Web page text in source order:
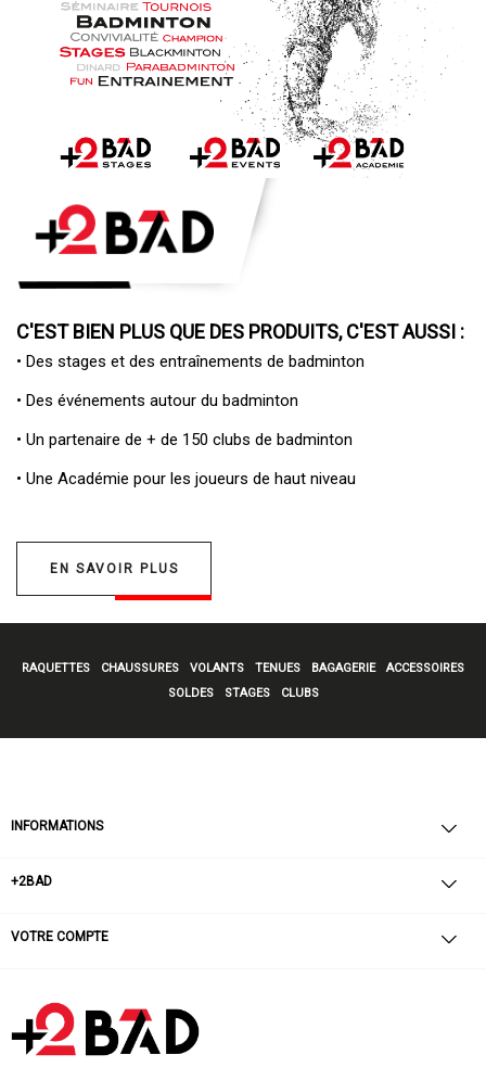
C'EST BIEN PLUS QUE DES PRODUITS, C'EST AUSSI :
• Des stages et des entraînements de badminton
• Des événements autour du badminton
• Un partenaire de + de 150 clubs de badminton
• Une Académie pour les joueurs de haut niveau
EN SAVOIR PLUS
RAQUETTES CHAUSSURES VOLANTS TENUES BAGAGERIE
ACCESSOIRES
SOLDES
STAGES CLUBS
INFORMATIONS
+2BAD
VOTRE COMPTE